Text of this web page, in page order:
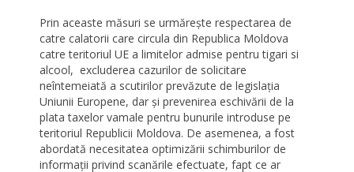
Prin aceaste măsuri se urmăreşte respectarea de
catre calatorii care circula din Republica Moldova
catre teritoriul UE a limitelor admise pentru tigari si
alcool, excluderea cazurilor de solicitare
neîntemeiată a scutirilor prevăzute de legislația
Uniunii Europene, dar și prevenirea eschivării de la
plata taxelor vamale pentru bunurile introduse pe
teritoriul Republicii Moldova. De asemenea, a fost
abordată necesitatea optimizării schimburilor de
informații privind scanările efectuate, fapt ce ar